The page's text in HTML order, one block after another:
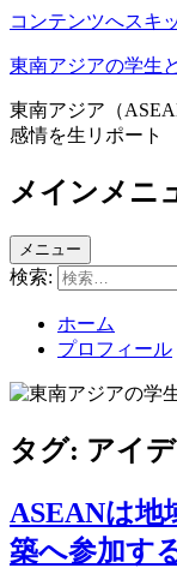
コンテンツへスキ
東南アジアの学生
東南アジア（
感情を生リポート
メインメニ
メニュー
検索:
ホーム
プロフィール
タグ: アイ
ASEANは
築へ参加す